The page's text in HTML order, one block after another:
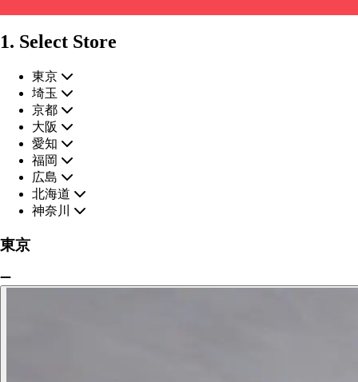
1. Select Store
東京
埼玉
京都
大阪
愛知
福岡
広島
北海道
神奈川
東京